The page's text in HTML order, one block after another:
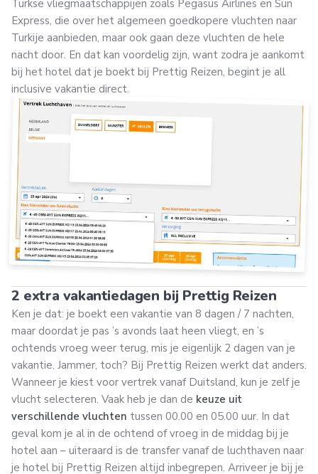
Turkse vliegmaatschappijen zoals Pegasus Airlines en Sun
Express, die over het algemeen goedkopere vluchten naar
Turkije aanbieden, maar ook gaan deze vluchten de hele
nacht door. En dat kan voordelig zijn, want zodra je aankomt
bij het hotel dat je boekt bij Prettig Reizen, begint je all
inclusive vakantie direct.
2 extra vakantiedagen bij Prettig Reizen
Ken je dat: je boekt een vakantie van 8 dagen / 7 nachten,
maar doordat je pas ’s avonds laat heen vliegt, en ’s
ochtends vroeg weer terug, mis je eigenlijk 2 dagen van je
vakantie. Jammer, toch? Bij Prettig Reizen werkt dat anders.
Wanneer je kiest voor vertrek vanaf Duitsland, kun je zelf je
vlucht selecteren. Vaak heb je dan de keuze uit
verschillende vluchten tussen 00.00 en 05.00 uur. In dat
geval kom je al in de ochtend of vroeg in de middag bij je
hotel aan – uiteraard is de transfer vanaf de luchthaven naar
je hotel bij Prettig Reizen altijd inbegrepen. Arriveer je bij je